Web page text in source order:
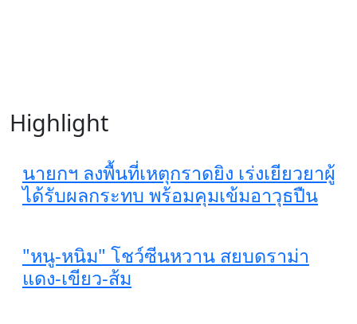
Highlight
นายกฯ ลงพื้นที่เหตุกราดยิง เร่งเยียวยาผู้
ได้รับผลกระทบ พร้อมคุมเข้มอาวุธปืน
"หนู-หนิม" โชว์ซีนหวาน สยบดราม่า
แดง-เขียว-ส้ม